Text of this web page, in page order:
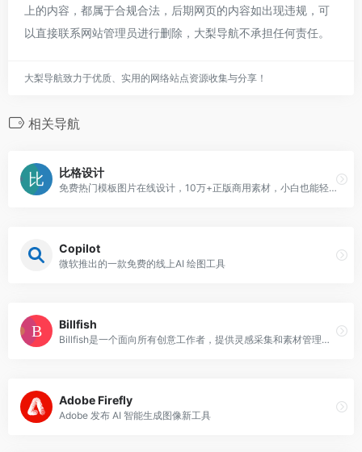
上的内容，都属于合规合法，后期网页的内容如出现违规，可
以直接联系网站管理员进行删除，大梨导航不承担任何责任。
大梨导航致力于优质、实用的网络站点资源收集与分享！
相关导航
比格设计
免费热门模板图片在线设计，10万+正版商用素材，小白也能轻松作图。
Copilot
微软推出的一款免费的线上AI 绘图工具
Billfish
Billfish是一个面向所有创意工作者，提供灵感采集和素材管理等功能的软件，个人版永久免费。
Adobe Firefly
Adobe 发布 AI 智能生成图像新工具